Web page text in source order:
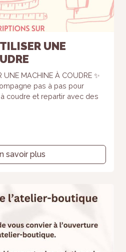
UNE
UNE MACHINE À COUDRE ✨
pas à pas pour
coudre et repartir avec des
savoir plus